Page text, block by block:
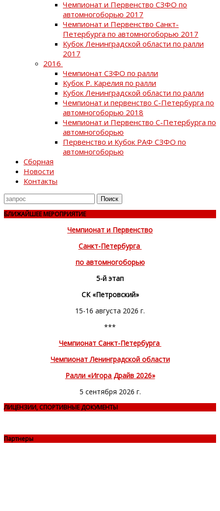
Чемпионат и Первенство СЗФО по
автомногоборью 2017
Чемпионат и Первенство Санкт-
Петербурга по автомногоборью 2017
Кубок Ленинградской области по ралли
2017
2016
Чемпионат СЗФО по ралли
Кубок Р. Карелия по ралли
Кубок Ленинградской области по ралли
Чемпионат и первенство С-Петербурга по
автомногоборью 2018
Чемпионат и Первенство С-Петербурга по
автомногоборью
Первенство и Кубок РАФ СЗФО по
автомногоборью
Сборная
Новости
Контакты
Поиск
для
БЛИЖАЙШЕЕ МЕРОПРИЯТИЕ
Чемпионат и Первенство
Санкт-Петербурга
по автомногоборью
5-й этап
СК «Петровский»
15-16 августа 2026 г.
***
Чемпионат Санкт-Петербурга
Чемпионат Ленинградской области
Ралли «Игора Драйв 2026»
5 сентября 2026 г.
ЛИЦЕНЗИИ, СПОРТИВНЫЕ ДОКУМЕНТЫ
Партнеры